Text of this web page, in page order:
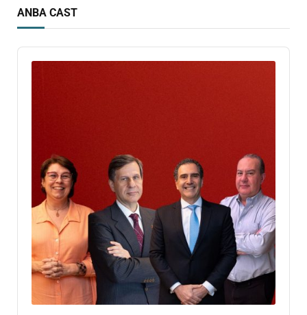
ANBA CAST
Audio
Player